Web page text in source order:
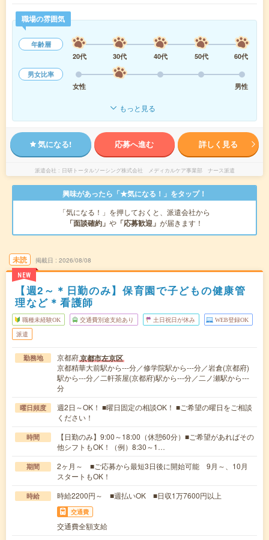
職場の雰囲気
年齢層
20代
30代 40代 50代
60代
男女比率
女性
男性
もっと見る
気になる! 応募へ進む 詳しく見る
派遣会社 日研トータルソーシング株式会社 メディカルケア事業部 ナース派遣
興味があったら「★気になる！」をタップ！
「気になる！」を押しておくと、派遣会社から
「面談確約」 や 「応募歓迎」 が届きます！
未読
NEW
掲載日 2026/08/08
【週2～＊日勤のみ】保育園で子どもの健康管
理など＊看護師
職種未経験OK 交通費別途支給あり 土日祝日が休み WEB登録OK
派遣
勤務地 京都府京都市左京区
京都精華大前駅から---分／修学院駅から---分／岩倉(京都府)
駅から---分／二軒茶屋(京都府)駅から---分／二ノ瀬駅から---
分
曜日頻度
週2日～OK！ ■曜日固定の相談OK！ ■ご希望の曜日をご相談
ください！
時間
【日勤のみ】9:00～18:00（休憩60分）■ご希望があればその
他シフトもOK！（例）8:30～1…
期間
2ヶ月～ ■ご応募から最短3日後に開始可能 9月～、10月
スタートもOK！
時給 時給2200円～ ■週払いOK ■日収1万7600円以上
交通費
交通費全額支給